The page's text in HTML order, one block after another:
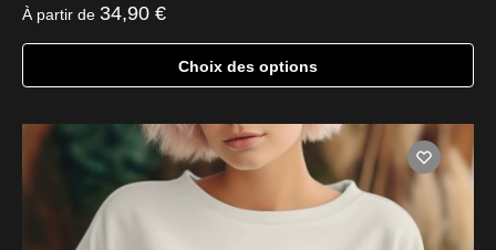
À partir de 34,90 €
Choix des options
produit
plusieurs